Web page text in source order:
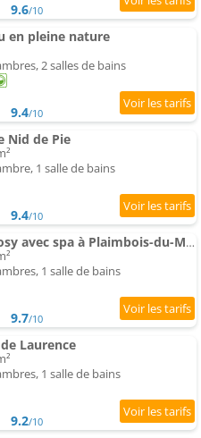
9.6/10
en pleine nature
2 salles de bains
9.4/10
Nid de Pie
1 salle de bains
9.4/10
Appartement cosy avec spa à Plaimbois-du-Miroir, 70 m²
1 salle de bains
9.7/10
Laurence
1 salle de bains
9.2/10